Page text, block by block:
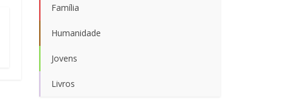
Família
Humanidade
Jovens
Livros